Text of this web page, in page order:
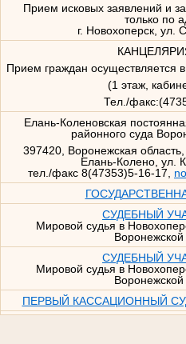
Прием исковых заявлений и
только по
г. Новохоперск, ул.
Прием граждан осуществляется
(1 этаж,
Тел./
Елань-Коленовская
районного суда
397420, Воронежская
Елань-Колено, ул.
тел./факс 8(47353)5-16-17,
СУДЕБНЫЙ
Мировой судья в
Воронежской
СУДЕБНЫЙ
Мировой судья в
Воронежской
ПЕРВЫЙ КАССАЦИОННЫЙ